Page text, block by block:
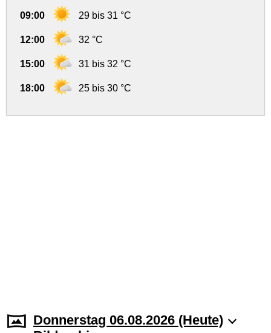
09:00 29 bis 31 °C
12:00 32 °C
15:00 31 bis 32 °C
18:00 25 bis 30 °C
Donnerstag 06.08.2026 (Heute)